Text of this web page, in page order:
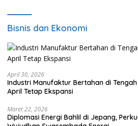
Bisnis dan Ekonomi
April 30, 2026
Industri Manufaktur Bertahan di
April Tetap Ekspansi
Maret 22, 2026
Diplomasi Energi Bahlil di Jepang,